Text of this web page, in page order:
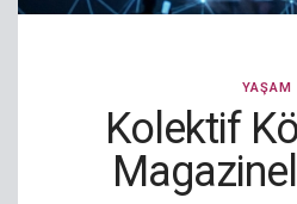
YAŞAM
Kolektif